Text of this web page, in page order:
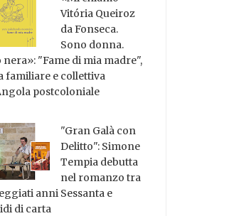
Vitória Queiroz
da Fonseca.
Sono donna.
nera»: "Fame di mia madre",
familiare e collettiva
postcoloniale
"Gran Galà con
Delitto": Simone
Tempia debutta
nel romanzo tra
anni Sessanta e
di carta